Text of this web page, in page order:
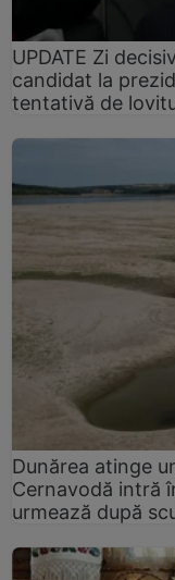
UPDATE Zi
candidat la
tentativă de
Dunărea atinge
Cernavodă intră
urmează după